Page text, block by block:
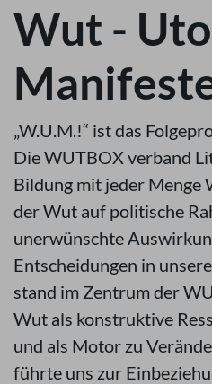
Wut -
„W.U.M.!“ ist das
Die WUTBOX verband
Bildung mit jeder Menge
der Wut auf politische
unerwünschte
Entscheidungen in
stand im Zentrum der
Wut als konstruktive
und als Motor zu
führte uns zur